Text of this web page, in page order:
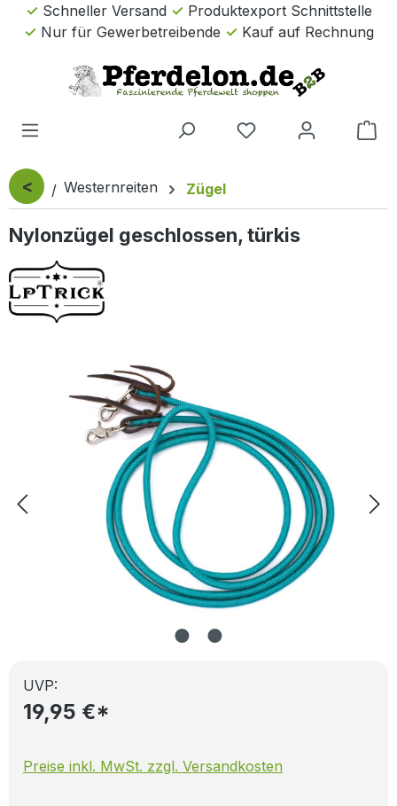
Zum Hauptinhalt springen
Schneller Versand
Produktexport Schnittstelle
Nur für Gewerbetreibende
Kauf auf Rechnung
< Westernreiten Zügel
Nylonzügel geschlossen, türkis
Bildergalerie überspringen
UVP:
19,95 €*
Preise inkl. MwSt. zzgl. Versandkosten